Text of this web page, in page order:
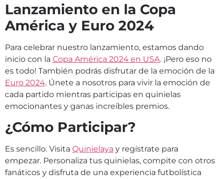
Lanzamiento en la Copa
América y Euro 2024
Para celebrar nuestro lanzamiento, estamos dando
inicio con la Copa América 2024 en USA. ¡Pero eso no
es todo! También podrás disfrutar de la emoción de la
Euro 2024. Únete a nosotros para vivir la emoción de
cada partido mientras participas en quinielas
emocionantes y ganas increíbles premios.
¿Cómo Participar?
Es sencillo. Visita Quinielaya y regístrate para
empezar. Personaliza tus quinielas, compite con otros
fanáticos y disfruta de una experiencia futbolística